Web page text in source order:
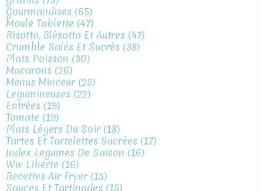
Gourmandises (65)
Moule Tablette (47)
Risotto, Blésotto Et Autres (47)
Crumble Salés Et Sucrés (38)
Plats Poisson (30)
Macarons (26)
Menus Minceur (25)
Legumineuses (22)
Entrées (19)
Tomate (19)
Plats Légers Du Soir (18)
Tartes Et Tartelettes Sucrées (17)
Index Legumes De Saison (16)
Ww Liberte (16)
Recettes Air Fryer (15)
Sauces Et Tartinades (15)